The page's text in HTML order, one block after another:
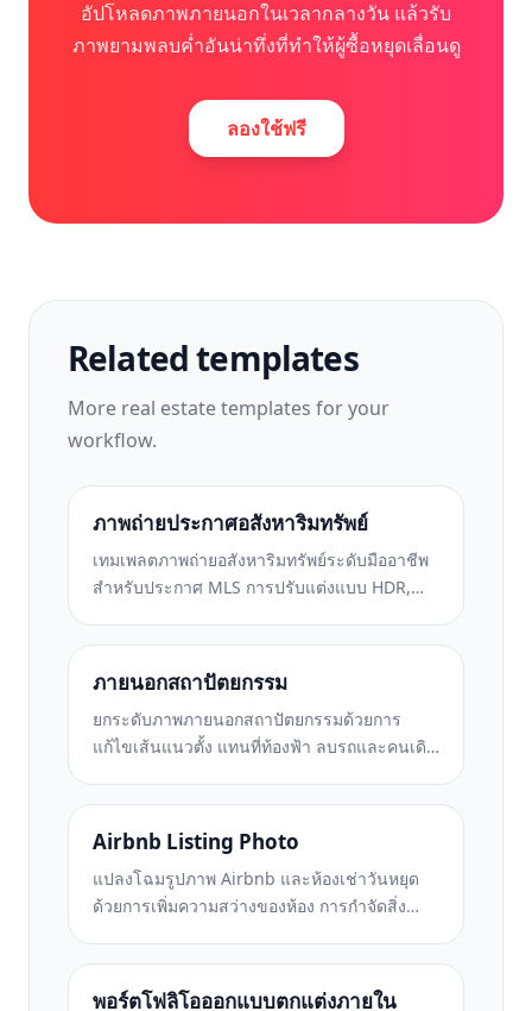
อัปโหลดภาพภายนอกในเวลากลางวัน แล้วรับ
ภาพยามพลบค่ำอันน่าทึ่งที่ทำให้ผู้ซื้อหยุดเลื่อนดู
ลองใช้ฟรี
Related templates
More real estatetemplates for your
workflow.
ภาพถ่ายประกาศอสังหาริมทรัพย์
เทมเพลตภาพถ่ายอสังหาริมทรัพย์ระดับมืออาชีพ
สำหรับประกาศ MLS การปรับแต่งแบบ HDR,
แก้สีสำหรับภาพถ่ายอสังหาริมทรัพย์ที่ขายได้เร็ว
ภายนอกสถาปัตยกรรม
ยกระดับภาพภายนอกสถาปัตยกรรมด้วยการ
แก้ไขเส้นแนวตั้ง แทนที่ท้องฟ้า ลบรถและคนเดิน
ขายและพอร์ตโฟลิโอ
Airbnb Listing Photo
แปลงโฉมรูปภาพ Airbnb และห้องเช่าวันหยุด
ด้วยการเพิ่มความสว่างของห้อง การกำจัดสิ่ง
ผิดเพี้ยนของเลนส์มุมกว้างเพื่อให้ได้อัตราการจอง
ที่สูงขึ้น
พอร์ตโฟลิโอออกแบบตกแต่งภายใน